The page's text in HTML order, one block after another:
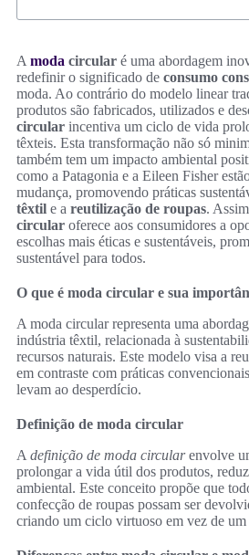
A moda circular é uma abordagem
redefinir o significado de consumo
moda. Ao contrário do modelo linear
produtos são fabricados, utilizados e
circular incentiva um ciclo de vida
têxteis. Esta transformação não só
também tem um impacto ambiental
como a Patagonia e a Eileen Fisher
mudança, promovendo práticas
têxtil e a reutilização de roupas.
circular oferece aos consumidores a
escolhas mais éticas e sustentáveis,
sustentável para todos.
O que é moda circular e sua
A moda circular representa uma
indústria têxtil, relacionada à
recursos naturais. Este modelo visa a
em contraste com práticas
levam ao desperdício.
Definição de moda circular
A definição de moda circularenvolve
prolongar a vida útil dos produtos,
ambiental. Este conceito propõe que
confecção de roupas possam ser
criando um ciclo virtuoso em vez de